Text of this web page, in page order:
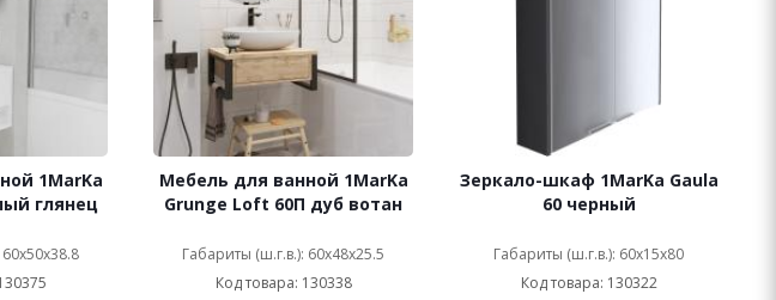
1MarKa
глянец
Мебель для ванной 1MarKa
Grunge Loft 60П дуб вотан
Габариты (ш.г.в.): 60x48x25.5
Код товара: 130338
Зеркало-шкаф 1MarKa Gaula
60 черный
Габариты (ш.г.в.): 60x15x80
Код товара: 130322